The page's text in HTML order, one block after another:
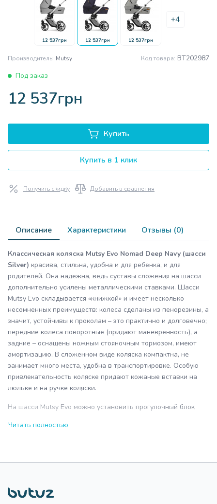
12 537грн 12 537грн 12 537грн
+4
Производитель: Mutsy Код товара: BT202987
Под заказ
12 537грн
Купить
Купить в 1 клик
Получить скидку Добавить в сравнения
Описание Характеристики Отзывы (0)
Классическая коляска Mutsy Evo Nomad Deep Navy (шасси
Silver) красива, стильна, удобна и для ребенка, и для
родителей. Она надежна, ведь суставы сложения на шасси
дополнительно усилены металлическими ставками. Шасси
Mutsy Evo складывается «книжкой» и имеет несколько
несомненных преимуществ: колеса сделаны из пенорезины, а
значит, устойчивы к проколам – это практично и долговечно;
передние колеса поворотные (придают маневренность), а
задние – оснащены ножным стояночным тормозом, имеют
амортизацию. В сложенном виде коляска компактна, не
занимает много места, удобна в транспортировке. Особую
привлекательность коляске придают кожаные вставки на
люльке и на ручке коляски.
На шасси Mutsy Evo можно установить прогулочный блок
0+ для детей от 0 до 13 кг:
Коляски производителя Mutsy не один раз получали дипломы
Читать полностью